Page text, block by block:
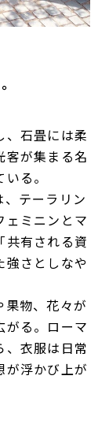
、石畳には柔
客が集まる名
る。
テーラリン
ェミニンとマ
共有される資
強さとしなや
果物、花々が
がる。ローマ
、衣服は日常
が浮かび上が